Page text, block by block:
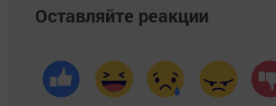
Оставляйте реакции